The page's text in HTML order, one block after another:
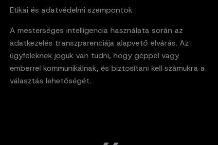
Etikai és adatvédelmi szempontok
A mesterséges intelligencia használata során az
adatkezelés transzparenciája alapvető elvárás. Az
ügyfeleknek joguk van tudni, hogy géppel vagy
emberrel kommunikálnak, és biztosítani kell számukra a
választás lehetőségét.